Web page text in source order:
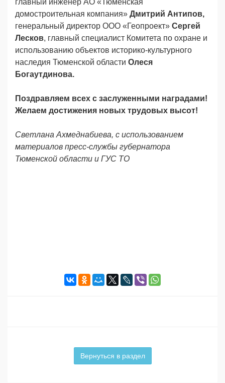
домостроительная компания» Дмитрий Антипов,
генеральный директор ООО «Геопроект» Сергей
Лесков, главный специалист Комитета по охране и
использованию объектов историко-культурного
наследия Тюменской области Олеся
Богаутдинова.
Поздравляем всех с заслуженными наградами!
Желаем достижения новых трудовых высот!
Светлана Ахмеднабиева, с использованием
материалов пресс-службы губернатора
Тюменской области и ГУС ТО
Вернуться в раздел